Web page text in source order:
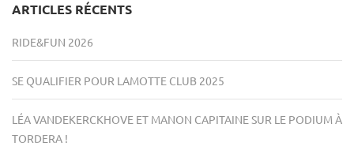
ARTICLES RÉCENTS
RIDE&FUN 2026
SE QUALIFIER POUR LAMOTTE CLUB 2025
LÉA VANDEKERCKHOVE ET MANON CAPITAINE SUR LE PODIUM À
TORDERA !